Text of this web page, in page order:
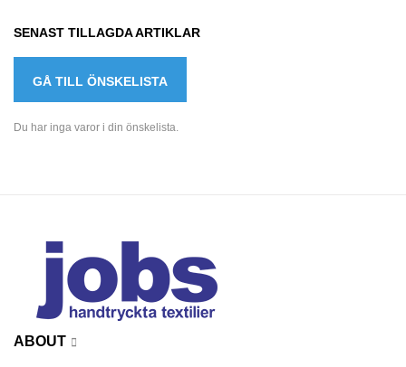
SENAST TILLAGDA ARTIKLAR
GÅ TILL ÖNSKELISTA
Du har inga varor i din önskelista.
ABOUT